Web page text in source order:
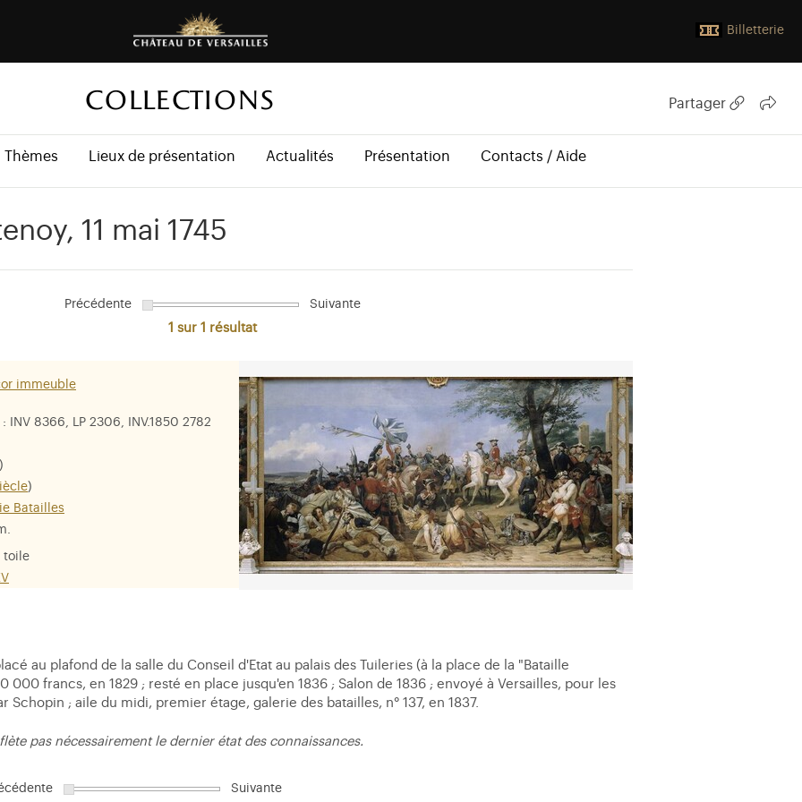
Billetterie
COLLECTIONS Partager
Thèmes Lieux de présentation Actualités Présentation Contacts / Aide
11 mai 1745
Précédente Suivante
1 sur 1 résultat
immeuble
: INV 8366, LP 2306, INV.1850 2782
)
Batailles
toile
au plafond de la salle du Conseil d'Etat au palais des Tuileries (à la place de la "Bataille
000 francs, en 1829 ; resté en place jusqu'en 1836 ; Salon de 1836 ; envoyé à Versailles, pour les
Schopin ; aile du midi, premier étage, galerie des batailles, n° 137, en 1837.
pas nécessairement le dernier état des connaissances.
Suivante